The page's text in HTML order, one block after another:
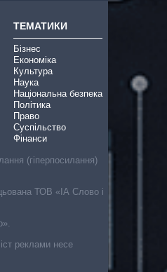
ТЕМАТИКИ
Бізнес
Економіка
Культура
Наука
Національна безпека
Політика
Право
Суспільство
Фінанси
(гіперпосилання)
ТОВ «ІА Слово і
реклами несе